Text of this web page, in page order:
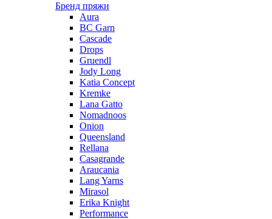
Бренд пряжи
Aura
BC Garn
Cascade
Drops
Gruendl
Jody Long
Katia Concept
Kremke
Lana Gatto
Nomadnoos
Onion
Queensland
Rellana
Casagrande
Araucania
Lang Yarns
Mirasol
Erika Knight
Performance